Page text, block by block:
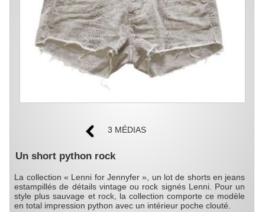
3 MÉDIAS
Un short python rock
La collection « Lenni for Jennyfer », un lot de shorts en jeans
estampillés de détails vintage ou rock signés Lenni. Pour un
style plus sauvage et rock, la collection comporte ce modèle
en total impression python avec un intérieur poche clouté.